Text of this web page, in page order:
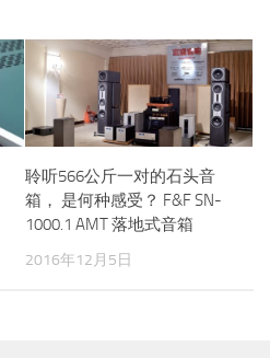
聆听566公斤一对的石头音
箱， 是何种感受？ F&F SN-
1000.1 AMT 落地式音箱
2016年12月5日